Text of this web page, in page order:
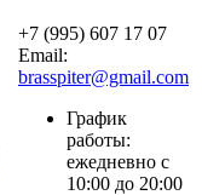
+7 (995) 607 17 07
Email:
brasspiter@gmail.com
График
работы:
ежедневно с
10:00 до 20:00